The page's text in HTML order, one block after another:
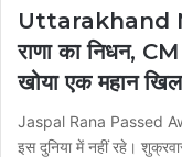
Uttarakhand
राणा का निधन,
खोया एक महान
Jaspal Rana Passed
इस दुनिया में नहीं रहे।